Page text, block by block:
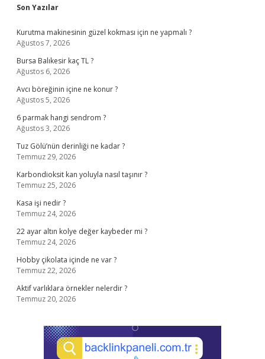
Sidebar
Son Yazılar
Kurutma makinesinin güzel kokması için ne yapmalı ?
Ağustos 7, 2026
Bursa Balıkesir kaç TL ?
Ağustos 6, 2026
Avcı böreğinin içine ne konur ?
Ağustos 5, 2026
6 parmak hangi sendrom ?
Ağustos 3, 2026
Tuz Gölü’nün derinliği ne kadar ?
Temmuz 29, 2026
Karbondioksit kan yoluyla nasıl taşınır ?
Temmuz 25, 2026
Kasa işi nedir ?
Temmuz 24, 2026
22 ayar altın kolye değer kaybeder mi ?
Temmuz 24, 2026
Hobby çikolata içinde ne var ?
Temmuz 22, 2026
Aktif varlıklara örnekler nelerdir ?
Temmuz 20, 2026